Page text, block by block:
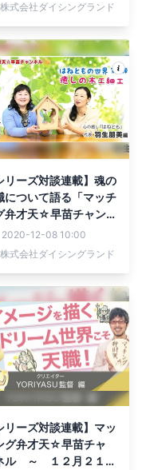
株式会社ダイシングランド
リーズ対談連載】魂の
について語る「マッチ
弁才天☆早苗チャン
」
2020-12-08 10:00
株式会社ダイシングランド
リーズ対談連載】マッ
グ弁才天☆早苗チャ
ル ～ １２月２１日